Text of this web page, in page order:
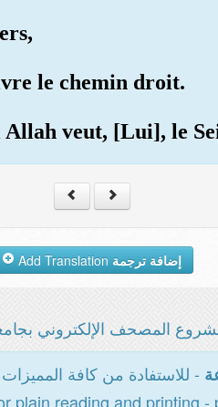
le chemin droit.
Allah veut, [Lui], le
إضافة ترجمة
المصحف الإلكتروني
- للاستفادة من كافة
plain reading and printing -